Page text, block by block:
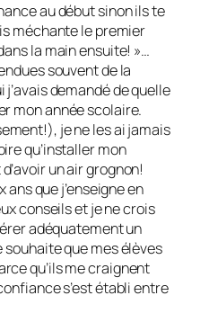
au début sinon ils te
méchante le premier
la main ensuite! »…
souvent de la
demandé de quelle
mon année scolaire.
je ne les ai jamais
qu’installer mon
un air grognon!
ans que j’enseigne en
conseils et je ne crois
adéquatement un
souhaite que mes élèves
qu’ils me craignent
s’est établi entre